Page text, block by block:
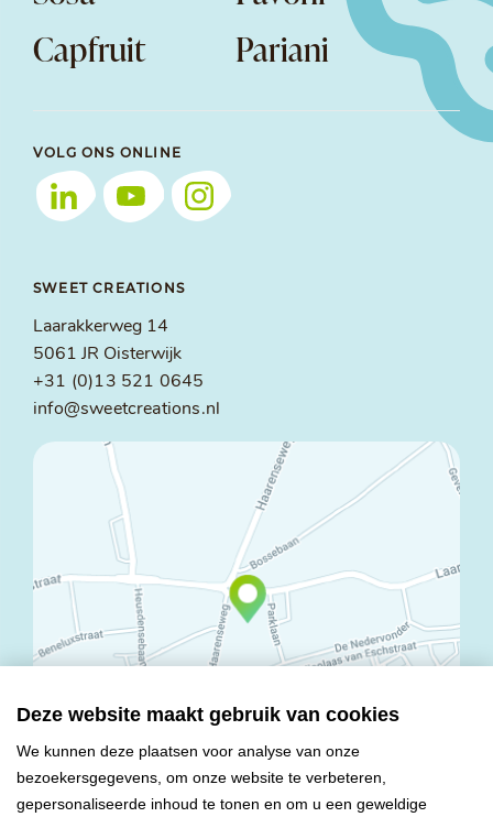
Deze website maakt gebruik van cookies
We kunnen deze plaatsen voor analyse van onze
bezoekersgegevens, om onze website te verbeteren,
gepersonaliseerde inhoud te tonen en om u een geweldige
Capfruit
Pariani
VOLG ONS ONLINE
SWEET CREATIONS
Laarakkerweg 14
5061 JR Oisterwijk
+31 (0)13 521 0645
info@sweetcreations.nl
© Copyright 2026 Mareco Sweet Creations BV